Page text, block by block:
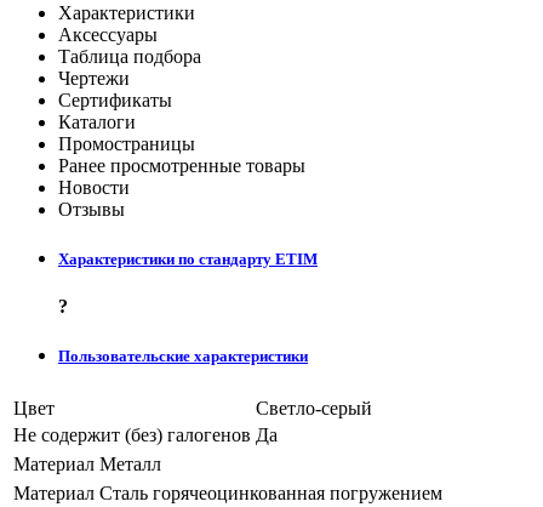
Характеристики
Аксессуары
Таблица подбора
Чертежи
Сертификаты
Каталоги
Промостраницы
Ранее просмотренные товары
Новости
Отзывы
Характеристики по стандарту ETIM
?
Пользовательские характеристики
Цвет
Светло-серый
Не содержит (без) галогенов Да
Материал Металл
Материал Сталь горячеоцинкованная погружением